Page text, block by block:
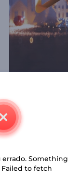
errado. Something
to fetch